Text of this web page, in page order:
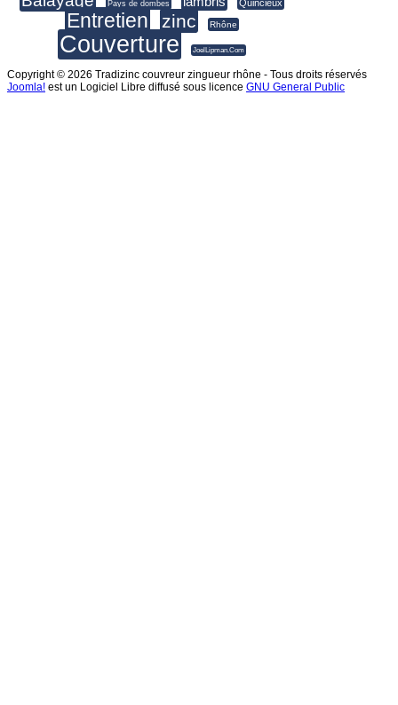
Pays de dombes Quincieux
Entretien zinc Rhône
Couverture JoelLipman.Com
Copyright © 2026 Tradizinc couvreur zingueur rhône - Tous droits réservés
Joomla! est un Logiciel Libre diffusé sous licence GNU General Public